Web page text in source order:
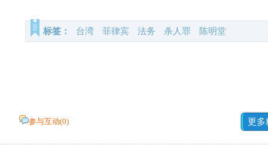
标签： 台湾 菲律宾 法务 杀人罪 陈明堂
参与互动(0) 更多